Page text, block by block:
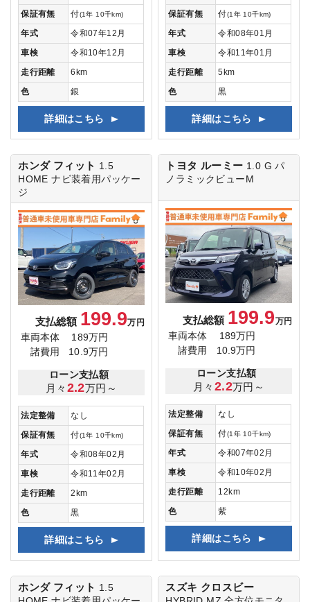
保証有無
付(1年 10千km)
年式
令和07年12月
車検
令和10年12月
走行距離
6km
色
銀
詳細はこちら
保証有無
付(1年 10千km)
年式
令和08年01月
車検
令和11年01月
走行距離
5km
色
黒
詳細はこちら
ホンダ フィット 1.5
HOME ナビ装着用パッケー
ジ
支払総額 199.9万円
車両本体
189万円
諸費用
10.9万円
ローン支払額
月々 2.2万円～
法定整備
なし
保証有無
付(1年 10千km)
年式
令和08年02月
車検
令和11年02月
走行距離
2km
色
黒
詳細はこちら
トヨタ ルーミー 1.0 G パ
ノラミックビューM
支払総額 199.9万円
車両本体
189万円
諸費用
10.9万円
ローン支払額
月々 2.2万円～
法定整備
なし
保証有無
付(1年 10千km)
年式
令和07年02月
車検
令和10年02月
走行距離
12km
色
紫
詳細はこちら
ホンダ フィット 1.5
スズキ クロスビー